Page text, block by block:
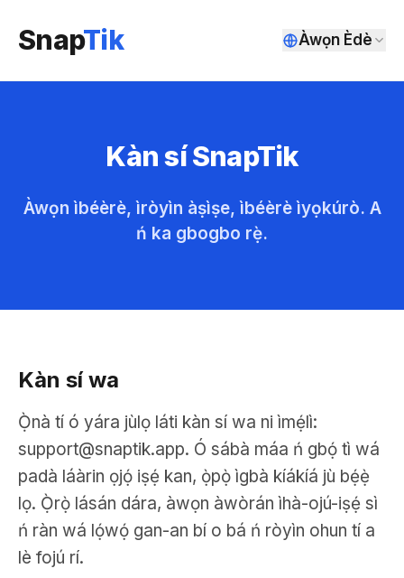
SnapTik Àwọn Èdè
Kàn sí SnapTik
Àwọn ìbéèrè, ìròyìn àṣìṣe, ìbéèrè ìyọkúrò. A
ń ka gbogbo rẹ̀.
Kàn sí wa
Ọ̀nà tí ó yára jùlọ láti kàn sí wa ni ìmẹ́lì:
support@snaptik.app. Ó sábà máa ń gbọ́ tì wá
padà láàrin ọjọ́ iṣẹ́ kan, ọ̀pọ̀ ìgbà kíákíá jù bẹ́ẹ̀
lọ. Ọ̀rọ̀ lásán dára, àwọn àwòrán ìhà-ojú-iṣẹ́ sì
ń ràn wá lọ́wọ́ gan-an bí o bá ń ròyìn ohun tí a
lè fojú rí.